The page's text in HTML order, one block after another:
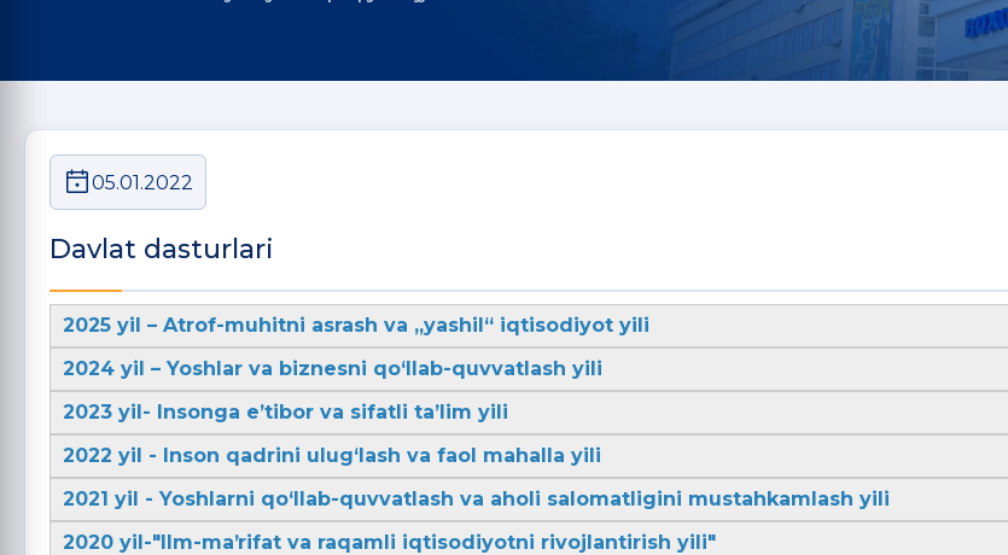
05.01.2022
Davlat dasturlari
2025 yil – Atrof-muhitni asrash va „yashil“ iqtisodiyot yili
2024 yil – Yoshlar va biznesni qo‘llab-quvvatlash yili
2023 yil- Insonga e’tibor va sifatli ta’lim yili
2022 yil - Inson qadrini ulug‘lash va faol mahalla yili
2021 yil - Yoshlarni qo‘llab-quvvatlash va aholi salomatligini mustahkamlash yili
2020 yil-"Ilm-maʼrifat va raqamli iqtisodiyotni rivojlantirish yili"